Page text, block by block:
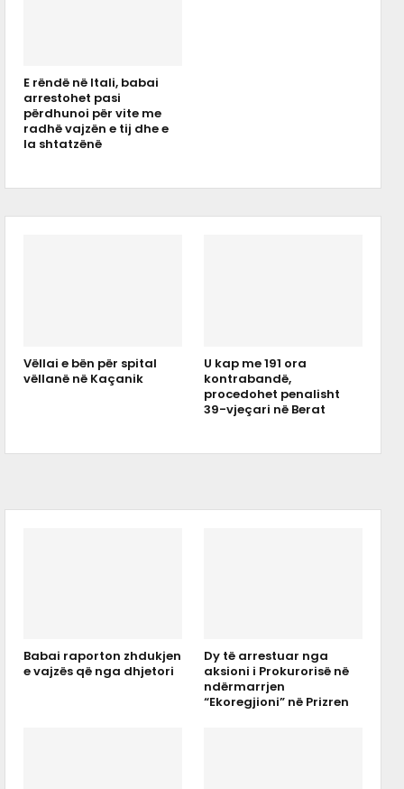
E rëndë në Itali, babai
arrestohet pasi
përdhunoi për vite me
radhë vajzën e tij dhe e
la shtatzënë
Vëllai e bën për spital
vëllanë në Kaçanik
U kap me 191 ora
kontrabandë,
procedohet penalisht
39-vjeçari në Berat
Babai raporton zhdukjen
e vajzës që nga dhjetori
Dy të arrestuar nga
aksioni i Prokurorisë në
ndërmarrjen
“Ekoregjioni” në Prizren